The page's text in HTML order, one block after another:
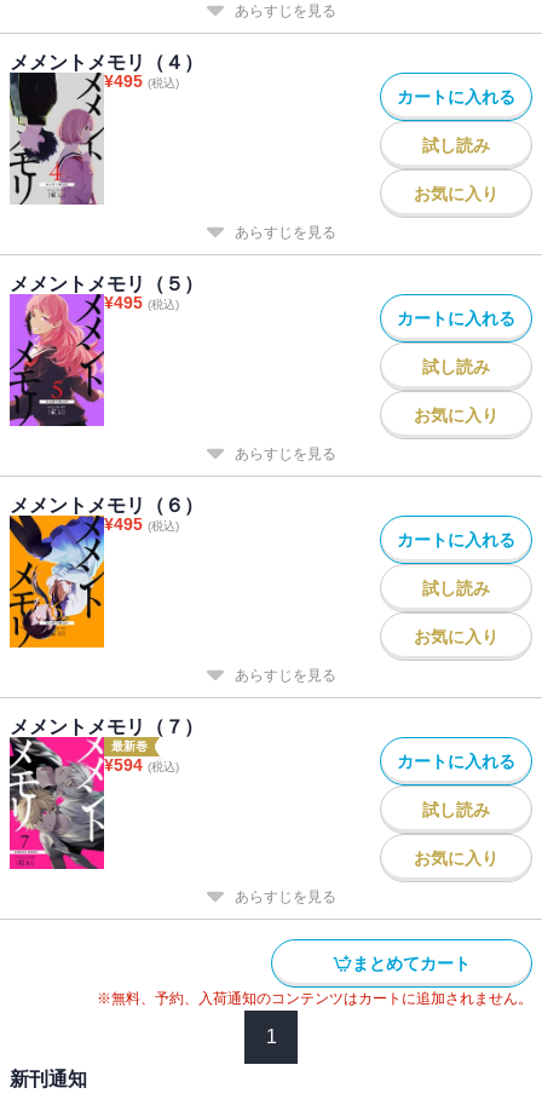
あらすじを見る
メメントメモリ（４）
¥495 (税込)
カートに入れる
試し読み
お気に入り
あらすじを見る
メメントメモリ（５）
¥495 (税込)
カートに入れる
試し読み
お気に入り
あらすじを見る
メメントメモリ（６）
¥495 (税込)
カートに入れる
試し読み
お気に入り
あらすじを見る
メメントメモリ（７）
最新巻
¥594 (税込) カートに入れる
試し読み
お気に入り
あらすじを見る
まとめてカート
※無料、予約、入荷通知のコンテンツはカートに追加されません。
1
新刊通知